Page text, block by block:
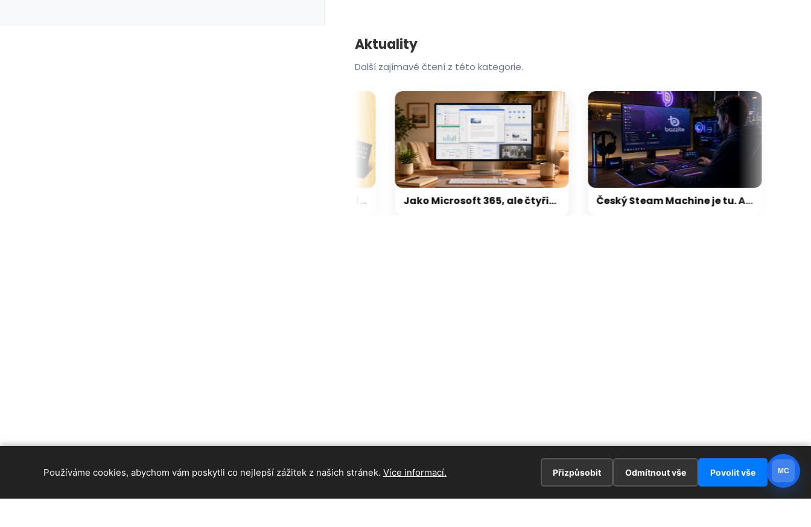
Aktuality
Další zajímavé čtení z této kategorie.
Jako Microsoft 365, ale čtyřikrát levnější a z Česka. IceWarp nabízí kancelářské balíky a cloud od 34 korun Český Steam Machine je tu. Alza začíná prodávat herní sestavy s Linuxem, který je skvělou náhradou za Windows
Používáme cookies, abychom vám poskytli co nejlepší zážitek z našich stránek. Více informací. Přizpůsobit Odmítnout vše Povolit vše MC